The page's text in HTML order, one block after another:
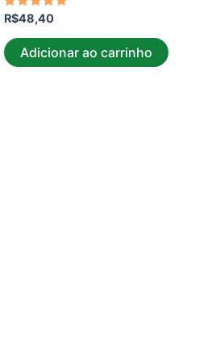
Avaliação
5.00
de 5
R$48,40
Adicionar ao carrinho